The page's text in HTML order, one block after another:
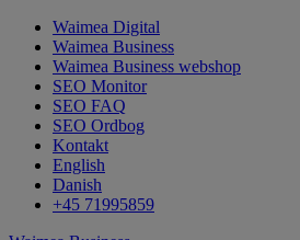
Waimea Digital
Waimea Business
Waimea Business webshop
SEO Monitor
SEO FAQ
SEO Ordbog
Kontakt
English
Danish
+45 71995859